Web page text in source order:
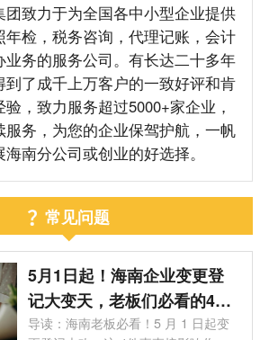
团致力于为全国各中小型企业提供
年检，税务咨询，代理记账，会计
业务的服务公司。有长达二十多年
到了成千上万客户的一致好评和肯
，致力服务超过5000+家企业，
服务，为您的企业保驾护航，一帆
南分公司或创业的好选择。
常见问题
5月1日起！海南企业变更登
记大变天，老板们必看的4个
关键影响
导读：海南老板必看！5 月 1 日起变